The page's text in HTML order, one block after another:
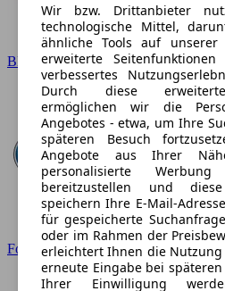
BMW
Ford
Wir bzw. Drittanbieter
technologische Mittel,
ähnliche Tools auf
erweiterte
verbessertes
Durch diese
ermöglichen wir die
Angebotes - etwa, um Ihre
späteren Besuch
Angebote aus Ihrer
personalisierte
bereitzustellen und
speichern Ihre E-Mail-
für gespeicherte
oder im Rahmen der
erleichtert Ihnen die
erneute Eingabe bei
Ihrer Einwilligung